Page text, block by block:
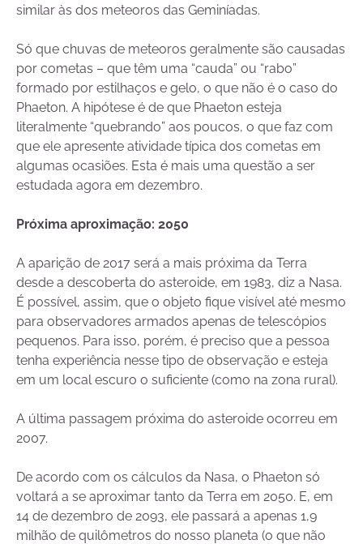
similar às dos meteoros das Geminíadas.
Só que chuvas de meteoros geralmente são causadas
por cometas – que têm uma “cauda” ou “rabo”
formado por estilhaços e gelo, o que não é o caso do
Phaeton. A hipótese é de que Phaeton esteja
literalmente “quebrando” aos poucos, o que faz com
que ele apresente atividade típica dos cometas em
algumas ocasiões. Esta é mais uma questão a ser
estudada agora em dezembro.
Próxima aproximação: 2050
A aparição de 2017 será a mais próxima da Terra
desde a descoberta do asteroide, em 1983, diz a Nasa.
É possível, assim, que o objeto fique visível até mesmo
para observadores armados apenas de telescópios
pequenos. Para isso, porém, é preciso que a pessoa
tenha experiência nesse tipo de observação e esteja
em um local escuro o suficiente (como na zona rural).
A última passagem próxima do asteroide ocorreu em
2007.
De acordo com os cálculos da Nasa, o Phaeton só
voltará a se aproximar tanto da Terra em 2050. E, em
14 de dezembro de 2093, ele passará a apenas 1,9
milhão de quilômetros do nosso planeta (o que não